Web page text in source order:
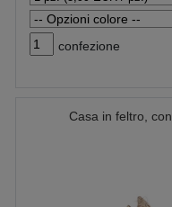
confezione
Casa in feltro,